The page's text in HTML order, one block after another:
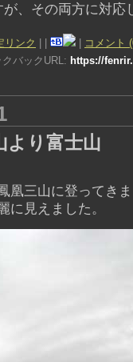
、その両方に対応
リンク
コメント
バックURL: https://
より富士山
凰三山に登ってき
に見えました。